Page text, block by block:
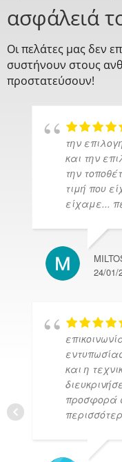
ασφάλειά
Οι πελάτες μας δεν
συστήνουν στους
προστατεύσουν!
την
και την
την
τιμή που
είχαμε...
24/01/
και η
προσφορά